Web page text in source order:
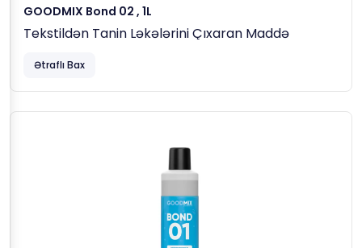
GOODMIX Bond 02 , 1L
Tekstildən Tanin Ləkələrini Çıxaran Maddə
Ətraflı Bax